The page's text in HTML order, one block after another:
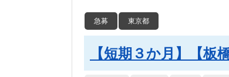
急募 東京都
【短期３か月】【